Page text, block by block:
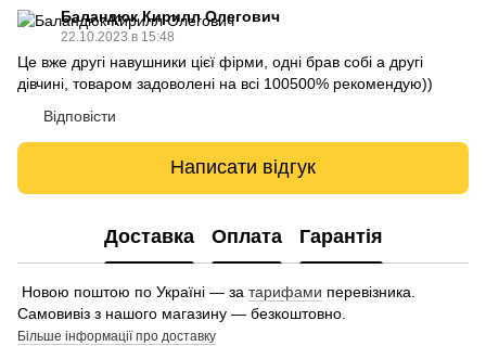
Баландюк Кирилл Олегович
22.10.2023 в 15:48
Це вже другі навушники цієї фірми, одні брав собі а другі
дівчині, товаром задоволені на всі 100500% рекомендую))
Відповісти
Написати відгук
Доставка Оплата Гарантія
Новою поштою по Україні — за тарифами перевізника.
Самовивіз з нашого магазину — безкоштовно.
Більше інформації про доставку